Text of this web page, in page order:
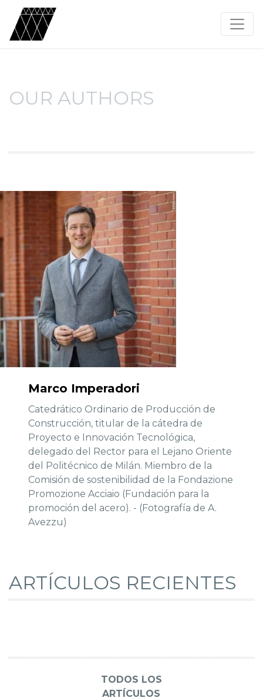
OUR AUTHORS
Marco Imperadori
Catedrático Ordinario de Producción de
Construcción, titular de la cátedra de
Proyecto e Innovación Tecnológica,
delegado del Rector para el Lejano Oriente
del Politécnico de Milán. Miembro de la
Comisión de sostenibilidad de la Fondazione
Promozione Acciaio (Fundación para la
promoción del acero). - (Fotografía de A.
Avezzu)
ARTÍCULOS RECIENTES
TODOS LOS
ARTÍCULOS